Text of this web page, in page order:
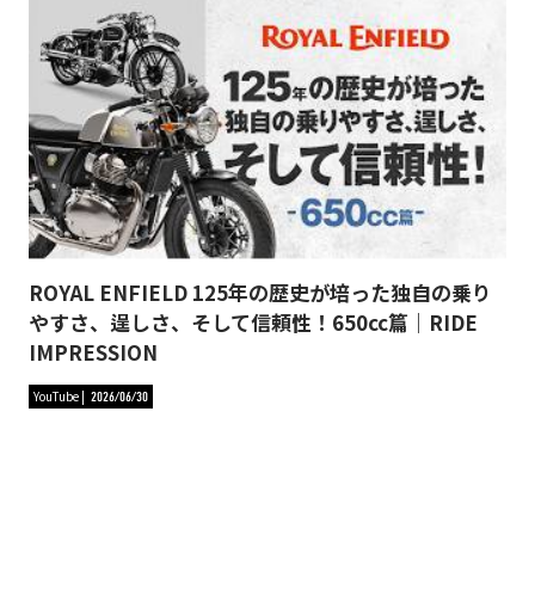
ROYAL ENFIELD 125年の歴史が培った独自の乗り
やすさ、逞しさ、そして信頼性！650cc篇｜RIDE
IMPRESSION
YouTube 2026/06/30